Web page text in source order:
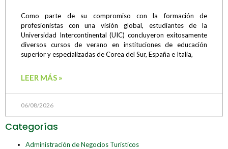
Como parte de su compromiso con la formación de
profesionistas con una visión global, estudiantes de la
Universidad Intercontinental (UIC) concluyeron exitosamente
diversos cursos de verano en instituciones de educación
superior y especializadas de Corea del Sur, España e Italia,
LEER MÁS »
06/08/2026
Categorías
Administración de Negocios Turísticos